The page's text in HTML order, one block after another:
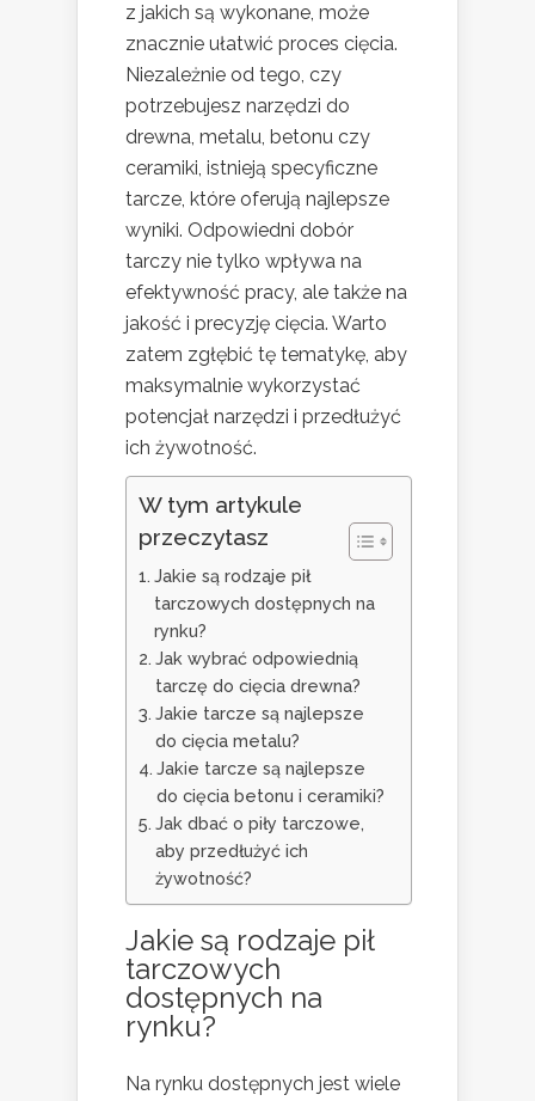
z jakich są wykonane, może
znacznie ułatwić proces cięcia.
Niezależnie od tego, czy
potrzebujesz narzędzi do
drewna, metalu, betonu czy
ceramiki, istnieją specyficzne
tarcze, które oferują najlepsze
wyniki. Odpowiedni dobór
tarczy nie tylko wpływa na
efektywność pracy, ale także na
jakość i precyzję cięcia. Warto
zatem zgłębić tę tematykę, aby
maksymalnie wykorzystać
potencjał narzędzi i przedłużyć
ich żywotność.
W tym artykule
przeczytasz
Jakie są rodzaje pił
tarczowych dostępnych na
rynku?
Jak wybrać odpowiednią
tarczę do cięcia drewna?
Jakie tarcze są najlepsze
do cięcia metalu?
Jakie tarcze są najlepsze
do cięcia betonu i ceramiki?
Jak dbać o piły tarczowe,
aby przedłużyć ich
żywotność?
Jakie są rodzaje pił
tarczowych
dostępnych na
rynku?
Na rynku dostępnych jest wiele